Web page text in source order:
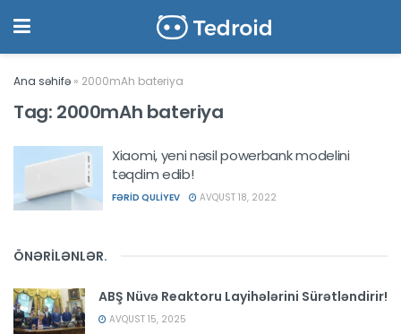
Ana səhifə » 2000mAh bateriya
Tag: 2000mAh bateriya
Xiaomi, yeni nəsil powerbank modelini
təqdim edib!
FƏRID QULIYEV AVQUST 18, 2022
ÖNƏRİLƏNLƏR.
ABŞ Nüvə Reaktoru Layihələrini Sürətləndirir!
AVQUST 15, 2025